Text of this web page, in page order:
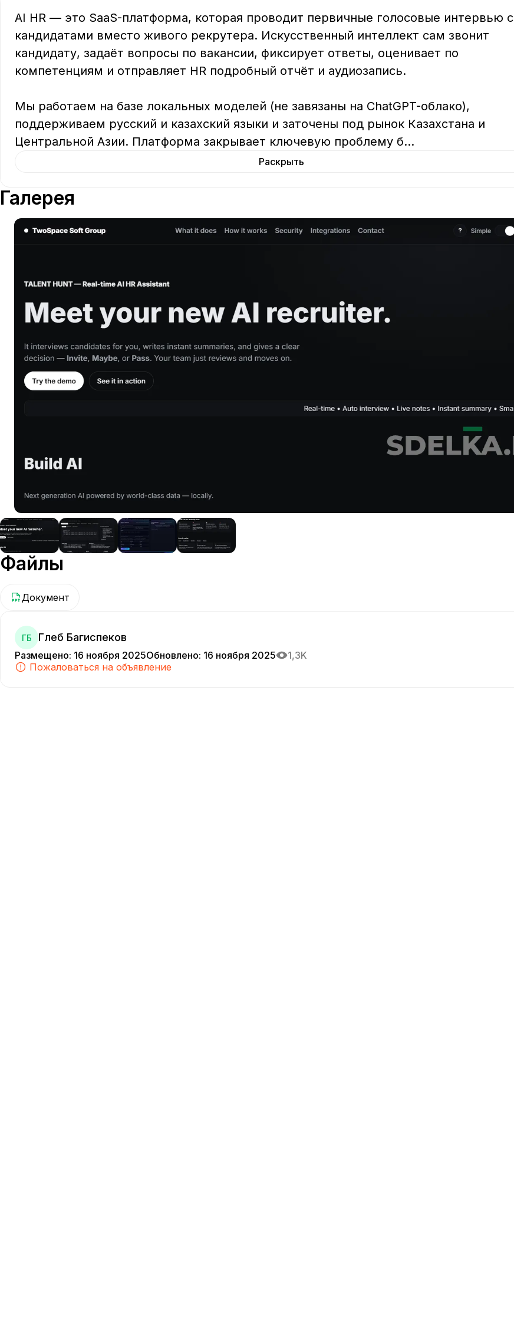
AI HR — это SaaS-платформа, которая проводит первичные голосовые интервью с
кандидатами вместо живого рекрутера. Искусственный интеллект сам звонит
кандидату, задаёт вопросы по вакансии, фиксирует ответы, оценивает по
компетенциям и отправляет HR подробный отчёт и аудиозапись.
Мы работаем на базе локальных моделей (не завязаны на ChatGPT-облако),
поддерживаем русский и казахский языки и заточены под рынок Казахстана и
Центральной Азии. Платформа закрывает ключевую проблему б...
Раскрыть
Галерея
Файлы
Документ
ГБ Глеб Багиспеков
Размещено: 16 ноября 2025Обновлено: 16 ноября 2025
1,3K
Пожаловаться на объявление